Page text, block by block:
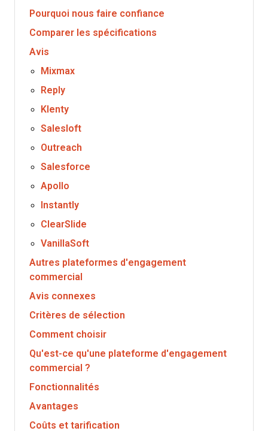
Pourquoi nous faire confiance
Comparer les spécifications
Avis
Mixmax
Reply
Klenty
Salesloft
Outreach
Salesforce
Apollo
Instantly
ClearSlide
VanillaSoft
Autres plateformes d'engagement
commercial
Avis connexes
Critères de sélection
Comment choisir
Qu'est-ce qu'une plateforme d'engagement
commercial ?
Fonctionnalités
Avantages
Coûts et tarification